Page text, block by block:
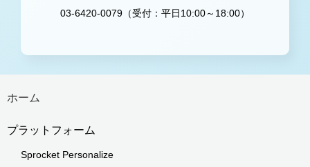
03-6420-0079（受付：平日10:00～18:00）
ホーム
プラットフォーム
Sprocket Personalize